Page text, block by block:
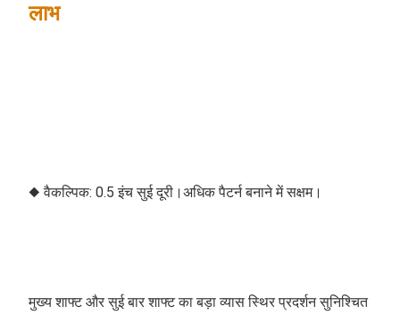
लाभ
◆ वैकल्पिक: 0.5 इंच सुई दूरी।अधिक पैटर्न बनाने में सक्षम।
मुख्य शाफ्ट और सुई बार शाफ्ट का बड़ा व्यास स्थिर प्रदर्शन सुनिश्चित